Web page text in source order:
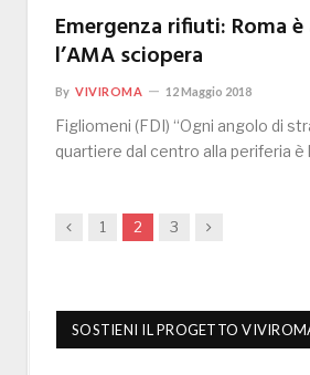
Emergenza rifiuti: Roma
l’AMA sciopera
By VIVIROMA 12 Maggio 2018
Figliomeni (FDI) “Ogni angolo di
quartiere dal centro alla periferia
Previous
1 2 3 Next
SOSTIENI IL PROGETTO